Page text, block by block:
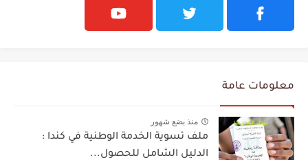
معلومات عامة
منذ بضع شهور
ملف تسوية الخدمة الوطنية في كندا :
الدليل الشامل للحصول...